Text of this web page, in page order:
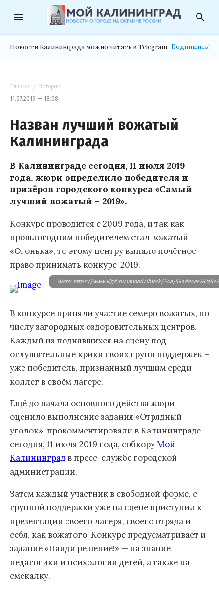
menu search
Новости Калининграда можно читать в Telegram. Подпишись!
Главная / Истории
11.07.2019 — 18:08
Назван лучший вожатый
Калининграда
В Калининграде сегодня, 11 июля 2019
года, жюри определило победителя и
призёров городского конкурса «Самый
лучший вожатый – 2019».
Конкурс проводится с 2009 года, и так как
прошлогодним победителем стал вожатый
«Огонька», то этому центру выпало почётное
право принимать конкурс-2019.
Фото: https://www.klgd.ru/upload/iblock/54a/
В конкурсе приняли участие семеро вожатых, по
числу загородных оздоровительных центров.
Каждый из поднявшихся на сцену под
оглушительные крики своих групп поддержек –
уже победитель, признанный лучшим среди
коллег в своём лагере.
Ещё до начала основного действа жюри
оценило выполнение задания «Отрядный
уголок», прокомментировали в Калининграде
сегодня, 11 июля 2019 года, собкоруМой
Калининград в пресс-службе городской
администрации.
Затем каждый участник в свободной форме, с
группой поддержки уже на сцене приступил к
презентации своего лагеря, своего отряда и
себя, как вожатого. Конкурс предусматривает и
задание «Найди решение!» — на знание
педагогики и психологии детей, а также на
смекалку.